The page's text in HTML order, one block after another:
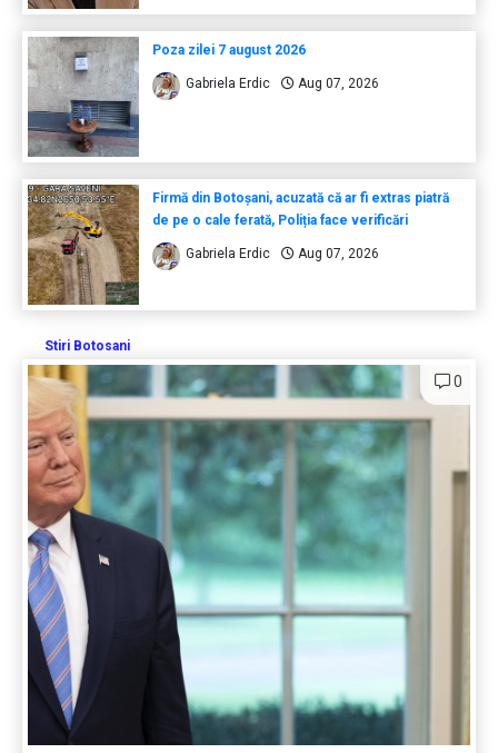
Poza zilei 7 august 2026
Gabriela Erdic Aug 07, 2026
Firmă din Botoșani, acuzată că ar fi extras piatră
de pe o cale ferată, Poliția face verificări
Gabriela Erdic Aug 07, 2026
Stiri Botosani
0